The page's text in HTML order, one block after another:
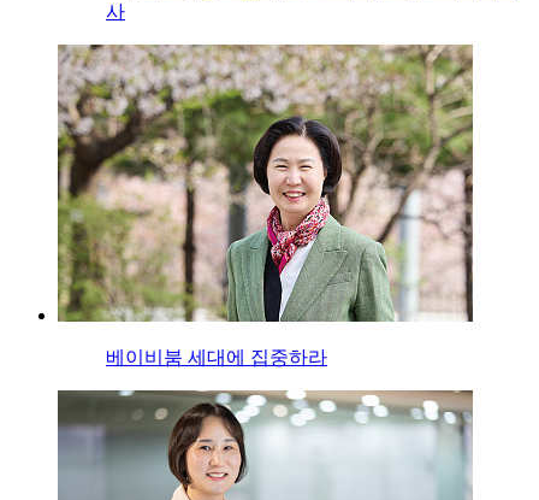
사
베이비붐 세대에 집중하라